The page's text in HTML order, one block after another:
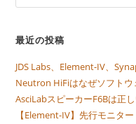
最近の投稿
JDS Labs、Element-IV、
Neutron HiFiはなぜソフトウ
AsciLabスピーカーF6Bは正
【Element-IV】先行モニタ